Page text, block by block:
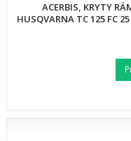
ACERBIS, KRYTY
HUSQVARNA TC 125 FC